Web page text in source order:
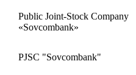
Public Joint-Stock Company
«Sovcombank»
PJSC "Sovcombank"